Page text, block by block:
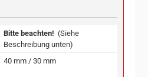
Bitte beachten! (Siehe
Beschreibung unten)
40 mm / 30 mm